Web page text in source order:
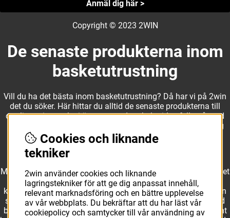
Anmäl dig här >
Copyright © 2023 2WIN
De senaste produkterna inom
basketutrustning
Vill du ha det bästa inom basketutrustning? Då har vi på 2win
det du söker. Här hittar du alltid de senaste produkterna till
otroliga priser, och vi är noga med att hela tiden fylla på med
nyheter i webbshopen. Det gör oss till ett naturligt val för dig
som vill ha utrustning som överträffar alla andra märken.
Med ett av Sveriges största kläd- och skosortiment inom basket
kan vi erbjuda allt som du eller din klubb behöver. Välj ut
kvalitativa basketbollar och basketskor från välkända märken
som Molten, Nike, Adidas och Spalding och komplettera med
basketkläder från Jordan. I vårt breda och prisvärda sortiment
Cookies och liknande
tekniker
2win använder cookies och liknande
lagringstekniker för att ge dig anpassat innehåll,
relevant marknadsföring och en bättre upplevelse
av vår webbplats. Du bekräftar att du har läst vår
cookiepolicy och samtycker till vår användning av